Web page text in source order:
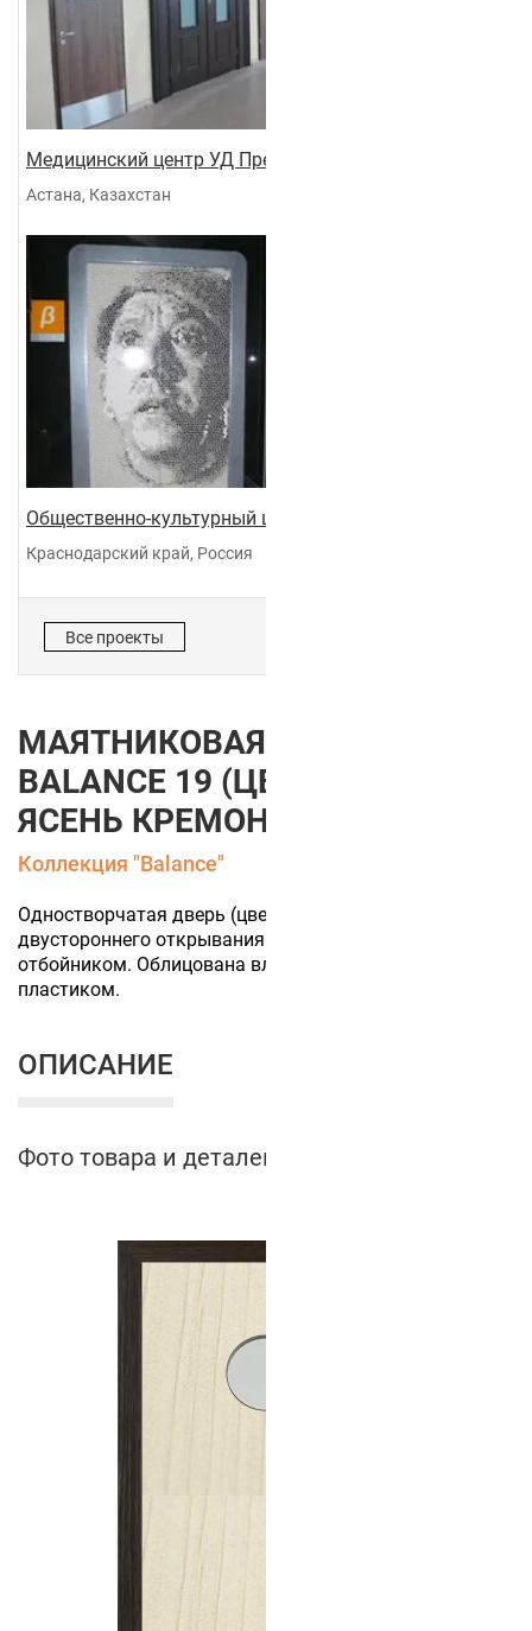
Медицинский центр УД Президента
Астана, Казахстан
Общественно-культурный центр "Галактика"
Краснодарский край, Россия
Все проекты
МАЯТНИКОВАЯ ДВЕРЬ
BALANCE 19 (ЦВЕТ ПОЛОТНА
ЯСЕНЬ КРЕМОНА)
Коллекция "Balance"
Одностворчатая дверь (цвет полотна Ясень кремона)
двустороннего открывания с круглым стеклом и
отбойником. Облицована влагостойким CPL-
пластиком.
ОПИСАНИЕ
Фото товара и деталей